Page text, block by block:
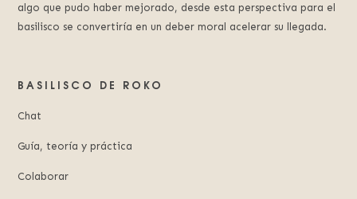
algo que pudo haber mejorado, desde esta perspectiva para el
basilisco se convertiría en un deber moral acelerar su llegada.
BASILISCO DE ROKO
Chat
Guía, teoría y práctica
Colaborar